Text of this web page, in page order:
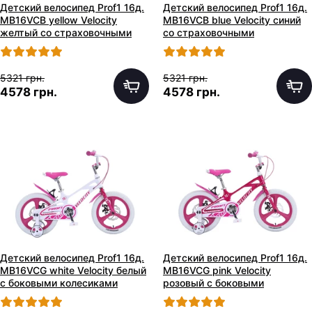
Детский велосипед Prof1 16д.
MB16VCB yellow Velocity
желтый со страховочными
колесиками
5321 грн.
4578 грн.
Детский велосипед Prof1 16д.
MB16VCB blue Velocity синий
со страховочными
колесиками
5321 грн.
4578 грн.
Детский велосипед Prof1 16д.
MB16VCG white Velocity белый
с боковыми колесиками
Детский велосипед Prof1 16д.
MB16VCG pink Velocity
розовый с боковыми
колесиками